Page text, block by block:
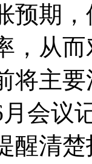
预期
，从
将主
会议
醒清